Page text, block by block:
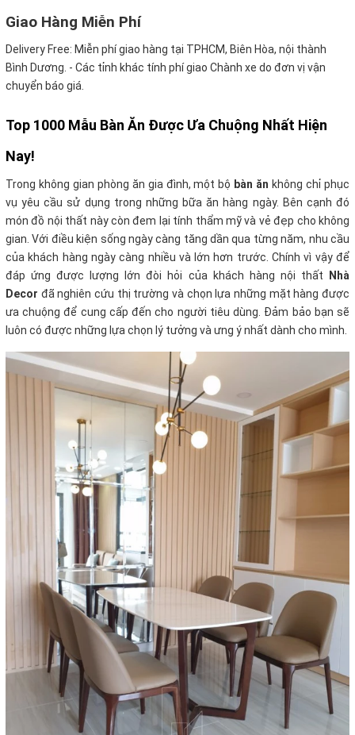
Giao Hàng Miễn Phí
Delivery Free: Miễn phí giao hàng tại TPHCM, Biên Hòa, nội thành
Bình Dương. - Các tỉnh khác tính phí giao Chành xe do đơn vị vận
chuyển báo giá.
Top 1000 Mẫu Bàn Ăn Được Ưa Chuộng Nhất Hiện
Nay!
Trong không gian phòng ăn gia đình, một bộ bàn ăn không chỉ phục
vụ yêu cầu sử dụng trong những bữa ăn hàng ngày. Bên cạnh đó
món đồ nội thất này còn đem lại tính thẩm mỹ và vẻ đẹp cho không
gian. Với điều kiện sống ngày càng tăng dần qua từng năm, nhu cầu
của khách hàng ngày càng nhiều và lớn hơn trước. Chính vì vậy để
đáp ứng được lượng lớn đòi hỏi của khách hàng nội thất
Nhà
Decor đã nghiên cứu thị trường và chọn lựa những mặt hàng được
ưa chuộng để cung cấp đến cho người tiêu dùng. Đảm bảo bạn sẽ
luôn có được những lựa chọn lý tưởng và ưng ý nhất dành cho mình.